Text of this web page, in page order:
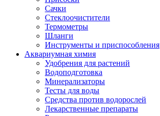
Сачки
Стеклоочистители
Термометры
Шланги
Инструменты и приспособления
Аквариумная химия
Удобрения для растений
Водоподготовка
Минерализаторы
Тесты для воды
Средства против водорослей
Лекарственные препараты